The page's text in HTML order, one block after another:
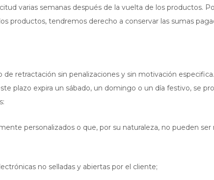
varias semanas después de la vuelta de los productos.
productos, tendremos derecho a conservar las sumas
retractación sin penalizaciones y sin motivación
plazo expira un sábado, un domingo o un día festivo, se
personalizados o que, por su naturaleza, no pueden
no selladas y abiertas por el cliente;